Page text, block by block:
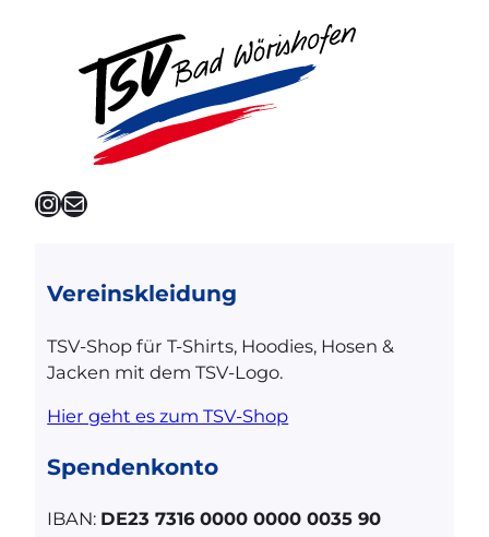
InstagramE-Mail
Vereinskleidung
TSV-Shop für T-Shirts, Hoodies, Hosen &
Jacken mit dem TSV-Logo.
Hier geht es zum TSV-Shop
Spendenkonto
IBAN: DE23 7316 0000 0000 0035 90